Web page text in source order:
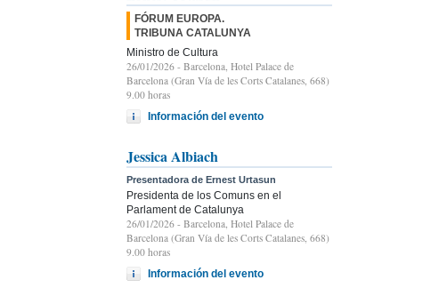
FÓRUM EUROPA.
TRIBUNA CATALUNYA
Ministro de Cultura
26/01/2026 - Barcelona, Hotel Palace de
Barcelona (Gran Vía de les Corts Catalanes, 668)
9.00 horas
Información del evento
Jessica Albiach
Presentadora de Ernest Urtasun
Presidenta de los Comuns en el
Parlament de Catalunya
26/01/2026 - Barcelona, Hotel Palace de
Barcelona (Gran Vía de les Corts Catalanes, 668)
9.00 horas
Información del evento